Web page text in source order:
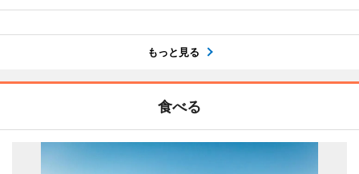
もっと見る
食べる